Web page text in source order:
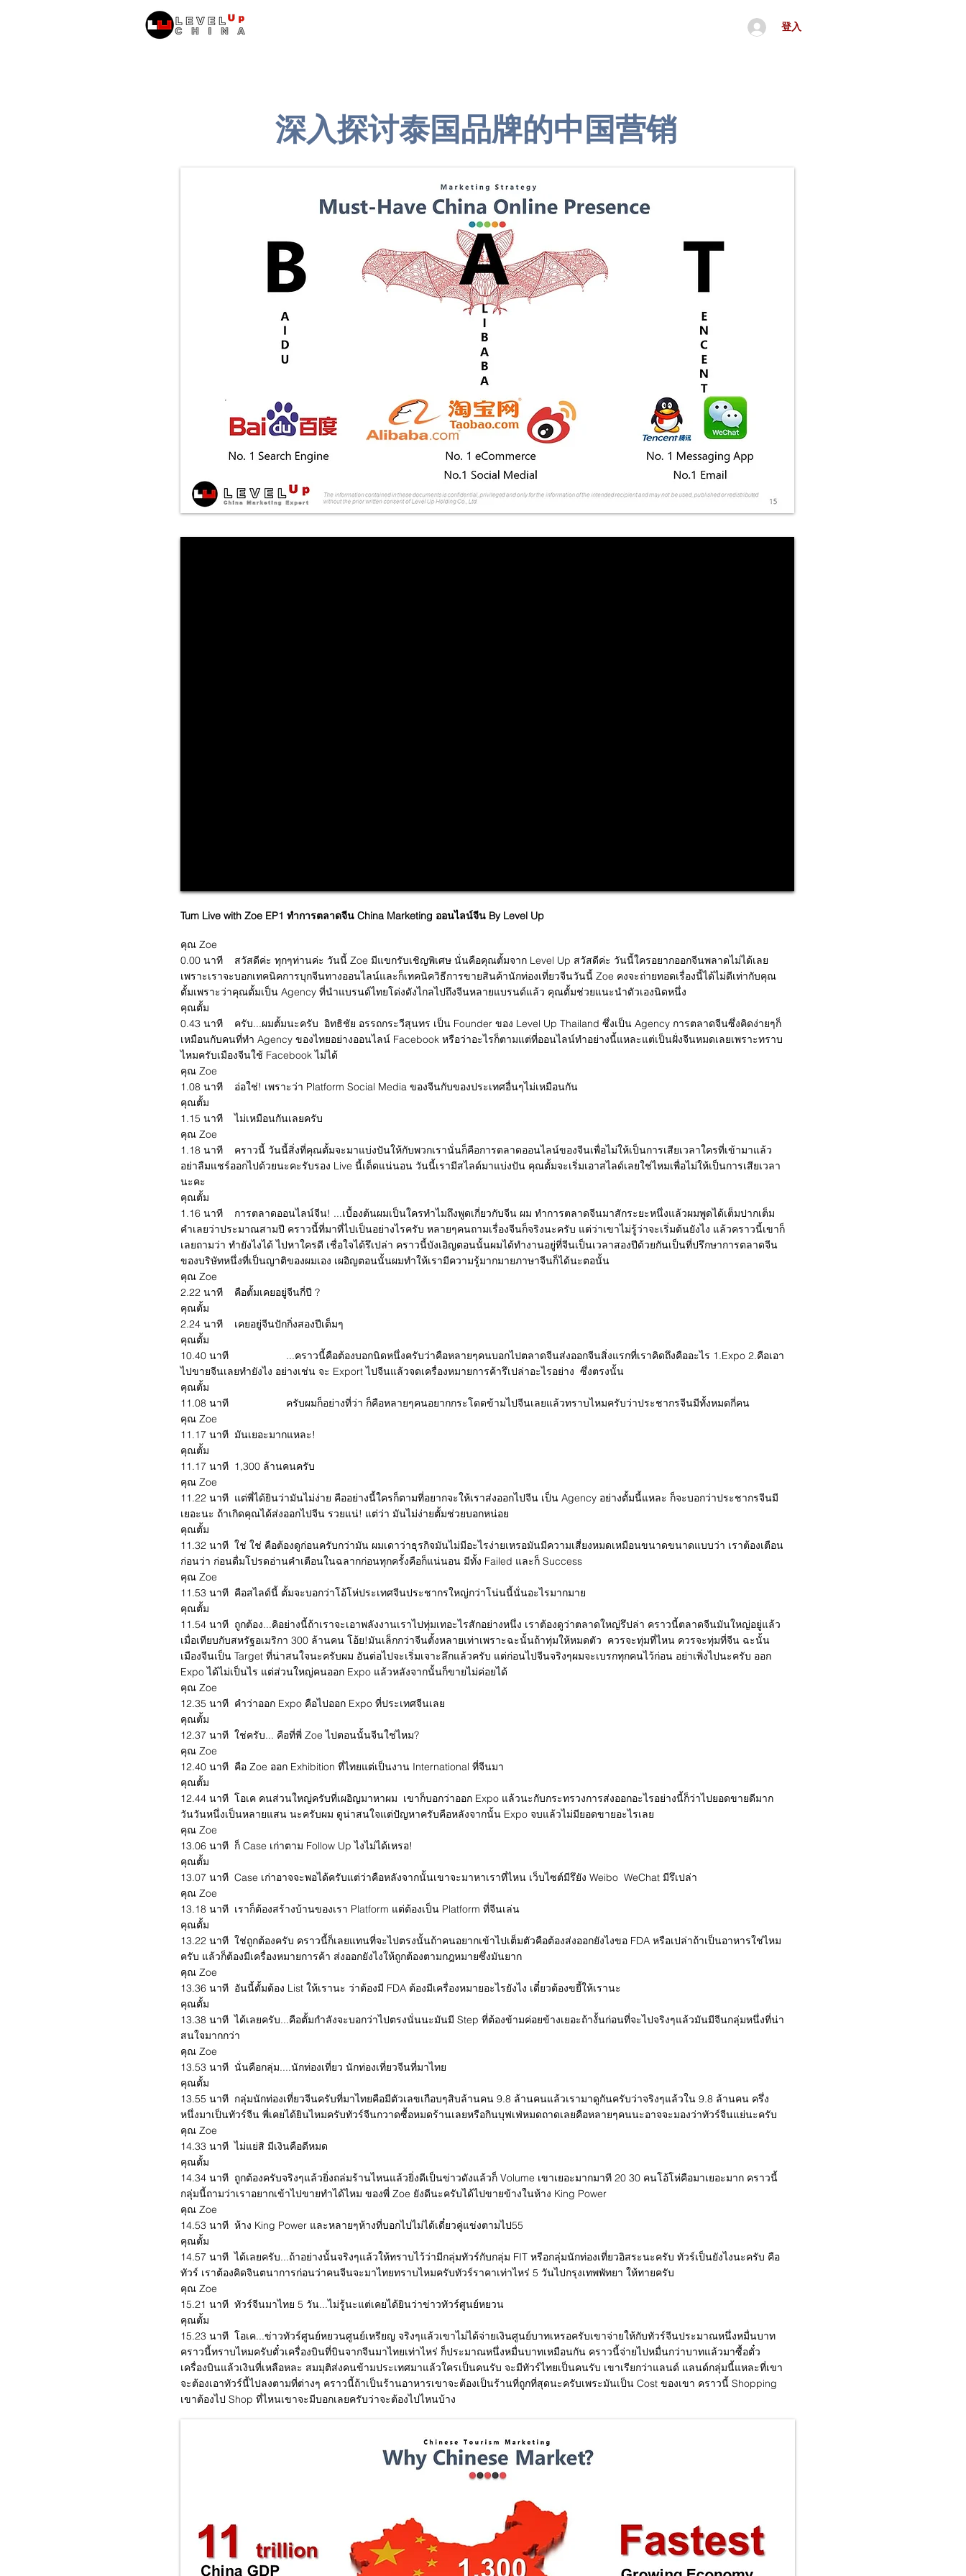
登入
深入探讨泰国品牌的中国营销
Tum Live with Zoe EP1 ทำการตลาดจีน China Marketing ออนไลน์จีน By Level Up
คุณ Zoe
0.00 นาที สวัสดีค่ะ ทุกๆท่านค่ะ วันนี้ Zoe มีแขกรับเชิญพิเศษ นั่นคือคุณตั้มจาก Level Up สวัสดีค่ะ วันนี้ใครอยากออกจีนพลาดไม่ได้เลย
เพราะเราจะบอกเทคนิคการบุกจีนทางออนไลน์และก็เทคนิควิธีการขายสินค้านักท่องเที่ยวจีนวันนี้ Zoe คงจะถ่ายทอดเรื่องนี้ได้ไม่ดีเท่ากับคุณ
ตั้มเพราะว่าคุณตั้มเป็น Agency ที่นำแบรนด์ไทยโด่งดังไกลไปถึงจีนหลายแบรนด์แล้ว คุณตั้มช่วยแนะนำตัวเองนิดหนึ่ง
คุณตั้ม
0.43 นาที ครับ...ผมตั้มนะครับ อิทธิชัย อรรถกระวีสุนทร เป็น Founder ของ Level Up Thailand ซึ่งเป็น Agency การตลาดจีนซึ่งคิดง่ายๆก็
เหมือนกับคนที่ทำ Agency ของไทยอย่างออนไลน์ Facebook หรือว่าอะไรก็ตามแต่ที่ออนไลน์ทำอย่างนี้แหละแต่เป็นฝั่งจีนหมดเลยเพราะทราบ
ไหมครับเมืองจีนใช้ Facebook ไม่ได้
คุณ Zoe
1.08 นาที อ่อใช่! เพราะว่า Platform Social Media ของจีนกับของประเทศอื่นๆไม่เหมือนกัน
คุณตั้ม
1.15 นาที ไม่เหมือนกันเลยครับ
คุณ Zoe
1.18 นาที คราวนี้ วันนี้สิ่งที่คุณตั้มจะมาแบ่งปันให้กับพวกเรานั่นก็คือการตลาดออนไลน์ของจีนเพื่อไม่ให้เป็นการเสียเวลาใครที่เข้ามาแล้ว
อย่าลืมแชร์ออกไปด้วยนะคะรับรอง Live นี้เด็ดแน่นอน วันนี้เรามีสไลด์มาแบ่งปัน คุณตั้มจะเริ่มเอาสไลด์เลยใช่ไหมเพื่อไม่ให้เป็นการเสียเวลา
นะคะ
คุณตั้ม
1.16 นาที การตลาดออนไลน์จีน! ...เบื้องต้นผมเป็นใครทำไมถึงพูดเกี่ยวกับจีน ผม ทำการตลาดจีนมาสักระยะหนึ่งแล้วผมพูดได้เต็มปากเต็ม
คำเลยว่าประมาณสามปี คราวนี้ที่มาที่ไปเป็นอย่างไรครับ หลายๆคนถามเรื่องจีนก็จริงนะครับ แต่ว่าเขาไม่รู้ว่าจะเริ่มต้นยังไง แล้วคราวนี้เขาก็
เลยถามว่า ทำยังไงได้ ไปหาใครดี เชื่อใจได้รึเปล่า คราวนี้บังเอิญตอนนั้นผมได้ทำงานอยู่ที่จีนเป็นเวลาสองปีด้วยกันเป็นที่ปรึกษาการตลาดจีน
ของบริษัทหนึ่งที่เป็นญาติของผมเอง เผอิญตอนนั้นผมทำให้เรามีความรู้มากมายภาษาจีนก็ได้นะตอนั้น
คุณ Zoe
2.22 นาที คือตั้มเคยอยู่จีนกี่ปี ?
คุณตั้ม
2.24 นาที เคยอยู่จีนปักกิ่งสองปีเต็มๆ
คุณตั้ม
10.40 นาที ...คราวนี้คือต้องบอกนิดหนึ่งครับว่าคือหลายๆคนบอกไปตลาดจีนส่งออกจีนสิ่งแรกที่เราคิดถึงคืออะไร 1.Expo 2.คือเอา
ไปขายจีนเลยทำยังไง อย่างเช่น จะ Export ไปจีนแล้วจดเครื่องหมายการค้ารึเปล่าอะไรอย่าง ซึ่งตรงนั้น
คุณตั้ม
11.08 นาที ครับผมก็อย่างที่ว่า ก็คือหลายๆคนอยากกระโดดข้ามไปจีนเลยแล้วทราบไหมครับว่าประชากรจีนมีทั้งหมดกี่คน
คุณ Zoe
11.17 นาที มันเยอะมากแหละ!
คุณตั้ม
11.17 นาที 1,300 ล้านคนครับ
คุณ Zoe
11.22 นาที แต่พี่ได้ยินว่ามันไม่ง่าย คืออย่างนี้ใครก็ตามที่อยากจะให้เราส่งออกไปจีน เป็น Agency อย่างตั้มนี้แหละ ก็จะบอกว่าประชากรจีนมี
เยอะนะ ถ้าเกิดคุณได้ส่งออกไปจีน รวยแน่! แต่ว่า มันไม่ง่ายตั้มช่วยบอกหน่อย
คุณตั้ม
11.32 นาที ใช่ ใช่ คือต้องดูก่อนครับกว่ามัน ผมเดาว่าธุรกิจมันไม่มีอะไรง่ายเหรอมันมีความเสี่ยงหมดเหมือนขนาดขนาดแบบว่า เราต้องเตือน
ก่อนว่า ก่อนดื่มโปรดอ่านคำเตือนในฉลากก่อนทุกครั้งคือก็แน่นอน มีทั้ง Failed และก็ Success
คุณ Zoe
11.53 นาที คือสไลด์นี้ ตั้มจะบอกว่าโอ้โห่ประเทศจีนประชากรใหญ่กว่าโน่นนี้นั่นอะไรมากมาย
คุณตั้ม
11.54 นาที ถูกต้อง...คิอย่างนี้ถ้าเราจะเอาพลังงานเราไปทุ่มเทอะไรสักอย่างหนึ่ง เราต้องดูว่าตลาดใหญ่รึปล่า คราวนี้ตลาดจีนมันใหญ่อยู่แล้ว
เมื่อเทียบกับสหรัฐอเมริกา 300 ล้านคน โอ้ย!มันเล็กกว่าจีนตั้งหลายเท่าเพราะฉะนั้นถ้าทุ่มให้หมดตัว ควรจะทุ่มที่ไหน ควรจะทุ่มที่จีน ฉะนั้น
เมืองจีนเป็น Target ที่น่าสนใจนะครับผม อันต่อไปจะเริ่มเจาะลึกแล้วครับ แต่ก่อนไปจีนจริงๆผมจะเบรกทุกคนไว้ก่อน อย่าเพิ่งไปนะครับ ออก
Expo ได้ไม่เป็นไร แต่ส่วนใหญ่คนออก Expo แล้วหลังจากนั้นก็ขายไม่ค่อยได้
คุณ Zoe
12.35 นาที คำว่าออก Expo คือไปออก Expo ที่ประเทศจีนเลย
คุณตั้ม
12.37 นาที ใช่ครับ... คือที่พี่ Zoe ไปตอนนั้นจีนใช่ไหม?
คุณ Zoe
12.40 นาที คือ Zoe ออก Exhibition ที่ไทยแต่เป็นงาน International ที่จีนมา
คุณตั้ม
12.44 นาที โอเค คนส่วนใหญ่ครับที่เผอิญมาหาผม เขาก็บอกว่าออก Expo แล้วนะกับกระทรวงการส่งออกอะไรอย่างนี้ก็ว่าไปยอดขายดีมาก
วันวันหนึ่งเป็นหลายแสน นะครับผม ดูน่าสนใจแต่ปัญหาครับคือหลังจากนั้น Expo จบแล้วไม่มียอดขายอะไรเลย
คุณ Zoe
13.06 นาที ก็ Case เก่าตาม Follow Up ไงไม่ได้เหรอ!
คุณตั้ม
13.07 นาที Case เก่าอาจจะพอได้ครับแต่ว่าคือหลังจากนั้นเขาจะมาหาเราที่ไหน เว็บไซต์มีรึยัง Weibo WeChat มีรึเปล่า
คุณ Zoe
13.18 นาที เราก็ต้องสร้างบ้านของเรา Platform แต่ต้องเป็น Platform ที่จีนเล่น
คุณตั้ม
13.22 นาที ใช่ถูกต้องครับ คราวนี้ก็เลยแทนที่จะไปตรงนั้นถ้าคนอยากเข้าไปเต็มตัวคือต้องส่งออกยังไงขอ FDA หรือเปล่าถ้าเป็นอาหารใช่ไหม
ครับ แล้วก็ต้องมีเครื่องหมายการค้า ส่งออกยังไงให้ถูกต้องตามกฎหมายซึ่งมันยาก
คุณ Zoe
13.36 นาที อันนี้ตั้มต้อง List ให้เรานะ ว่าต้องมี FDA ต้องมีเครื่องหมายอะไรยังไง เดี๋ยวต้องขยี้ให้เรานะ
คุณตั้ม
13.38 นาที ได้เลยครับ...คือตั้มกำลังจะบอกว่าไปตรงนั่นนะมันมี Step ที่ต้องข้ามค่อยข้างเยอะถ้างั้นก่อนที่จะไปจริงๆแล้วมันมีจีนกลุ่มหนึ่งที่น่า
สนใจมากกว่า
คุณ Zoe
13.53 นาที นั่นคือกลุ่ม....นักท่องเที่ยว นักท่องเที่ยวจีนที่มาไทย
คุณตั้ม
13.55 นาที กลุ่มนักท่องเที่ยวจีนครับที่มาไทยคือมีตัวเลขเกือบๆสิบล้านคน 9.8 ล้านคนแล้วเรามาดูกันครับว่าจริงๆแล้วใน 9.8 ล้านคน ครึ่ง
หนึ่งมาเป็นทัวร์จีน พี่เคยได้ยินไหมครับทัวร์จีนกวาดซื้อหมดร้านเลยหรือกินบุฟเฟ่หมดถาดเลยคือหลายๆคนนะอาจจะมองว่าทัวร์จีนแย่นะครับ
คุณ Zoe
14.33 นาที ไม่แย่สิ มีเงินคือดีหมด
คุณตั้ม
14.34 นาที ถูกต้องครับจริงๆแล้วยิ่งถล่มร้านไหนแล้วยิ่งดีเป็นข่าวดังแล้วก็ Volume เขาเยอะมากมาที 20 30 คนโอ้โห่คือมาเยอะมาก คราวนี้
กลุ่มนี้ถามว่าเราอยากเข้าไปขายทำได้ไหม ของพี่ Zoe ยังดีนะครับได้ไปขายข้างในห้าง King Power
คุณ Zoe
14.53 นาที ห้าง King Power และหลายๆห้างที่บอกไปไม่ได้เดี๋ยวคู่แข่งตามไป55
คุณตั้ม
14.57 นาที ได้เลยครับ...ถ้าอย่างนั้นจริงๆแล้วให้ทราบไว้ว่ามีกลุ่มทัวร์กับกลุ่ม FIT หรือกลุ่มนักท่องเที่ยวอิสระนะครับ ทัวร์เป็นยังไงนะครับ คือ
ทัวร์ เราต้องคิดจินตนาการก่อนว่าคนจีนจะมาไทยทราบไหมครับทัวร์ราคาเท่าไหร่ 5 วันไปกรุงเทพพัทยา ให้ทายครับ
คุณ Zoe
15.21 นาที ทัวร์จีนมาไทย 5 วัน...ไม่รู้นะแต่เคยได้ยินว่าข่าวทัวร์ศูนย์หยวน
คุณตั้ม
15.23 นาที โอเค...ข่าวทัวร์ศูนย์หยวนศูนย์เหรียญ จริงๆแล้วเขาไม่ได้จ่ายเงินศูนย์บาทเหรอครับเขาจ่ายให้กับทัวร์จีนประมาณหนึ่งหมื่นบาท
คราวนี้ทราบไหมครับตั๋วเครื่องบินที่บินจากจีนมาไทยเท่าไหร่ ก็ประมาณหนึ่งหมื่นบาทเหมือนกัน คราวนี้จ่ายไปหมื่นกว่าบาทแล้วมาซื้อตั๋ว
เครื่องบินแล้วเงินที่เหลือหละ สมมุติส่งคนข้ามประเทศมาแล้วใครเป็นคนรับ จะมีทัวร์ไทยเป็นคนรับ เขาเรียกว่าแลนด์ แลนด์กลุ่มนี้แหละที่เขา
จะต้องเอาทัวร์นี้ไปลงตามที่ต่างๆ คราวนี้ถ้าเป็นร้านอาหารเขาจะต้องเป็นร้านที่ถูกที่สุดนะครับเพระมันเป็น Cost ของเขา คราวนี้ Shopping
เขาต้องไป Shop ที่ไหนเขาจะมีบอกเลยครับว่าจะต้องไปไหนบ้าง